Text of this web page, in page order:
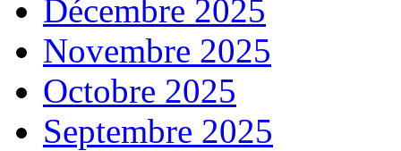
Décembre 2025
Novembre 2025
Octobre 2025
Septembre 2025